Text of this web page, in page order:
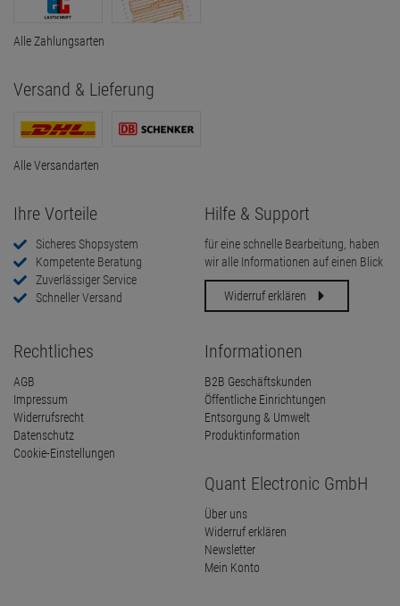
Alle Zahlungsarten
Versand & Lieferung
Alle Versandarten
Ihre Vorteile
Sicheres Shopsystem
Kompetente Beratung
Zuverlässiger Service
Schneller Versand
Hilfe & Support
für eine schnelle Bearbeitung, haben
wir alle Informationen auf einen Blick
Widerruf erklären
Rechtliches
AGB
Impressum
Widerrufsrecht
Datenschutz
Cookie-Einstellungen
Informationen
B2B Geschäftskunden
Öffentliche Einrichtungen
Entsorgung & Umwelt
Produktinformation
Quant Electronic GmbH
Über uns
Widerruf erklären
Newsletter
Mein Konto